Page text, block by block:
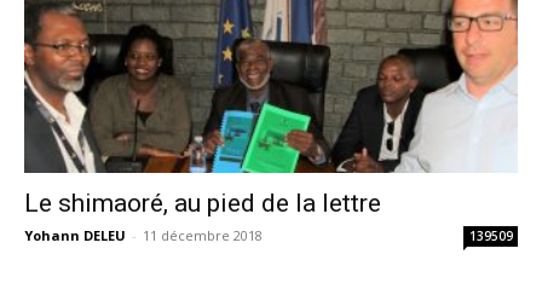
Le shimaoré, au pied de la lettre
Yohann DELEU - 11 décembre 2018 139509